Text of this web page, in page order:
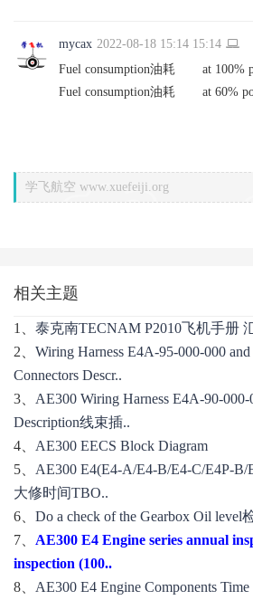
mycax 2022-08-18 15:14 15:14
Fuel consumption油耗 at 100%
Fuel consumption油耗 at 60%
学飞航空 www.xuefeiji.org
相关主题
1、 泰克南TECNAM P2010飞机手册
2、 Wiring Harness E4A-95-000-000
Connectors Descr..
3、 AE300 Wiring Harness E4A-90-000-
Description线束插..
4、 AE300 EECS Block Diagram
5、 AE300 E4(E4-A/E4-B/E4-C/E4P-
大修时间TBO..
6、 Do a check of the Gearbox Oil level
7、 AE300 E4 Engine series annual
inspection (100..
8、 AE300 E4 Engine Components